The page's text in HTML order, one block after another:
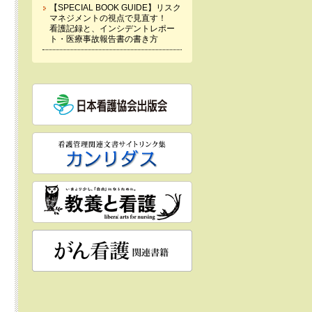
【SPECIAL BOOK GUIDE】リスク
マネジメントの視点で見直す！
看護記録と、インシデントレポー
ト・医療事故報告書の書き方